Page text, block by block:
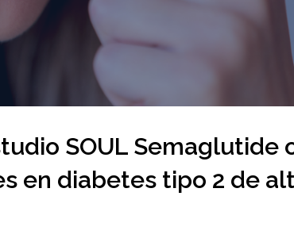
SOUL Semaglutide
en diabetes tipo 2 de